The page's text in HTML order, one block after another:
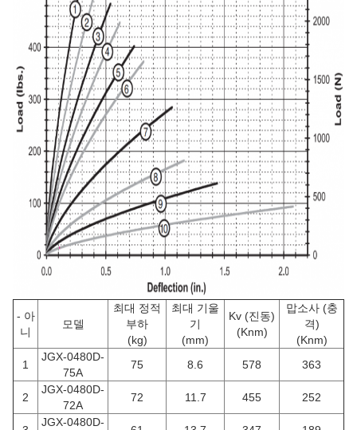
- 아
니
모델
최대 정적
부하
(kg)
최대 기울
기
(mm)
Kv (진동)
(Knm)
맙소사 (충
격)
(Knm)
1
JGX-0480D-
75A
75 8.6 578 363
2
JGX-0480D-
72A
72 11.7 455 252
JGX-0480D-